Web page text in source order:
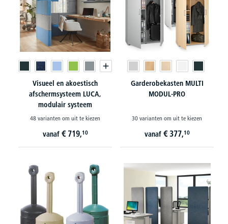
Visueel en akoestisch
afschermsysteem LUCA,
modulair systeem
48 varianten om uit te kiezen
vanaf € 719,10
Garderobekasten MULTI
MODUL-PRO
30 varianten om uit te kiezen
vanaf € 377,10